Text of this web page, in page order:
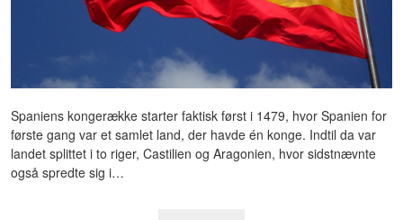
Spaniens kongerække starter faktisk først i 1479, hvor Spanien for
første gang var et samlet land, der havde én konge. Indtil da var
landet splittet i to riger, Castilien og Aragonien, hvor sidstnævnte
også spredte sig i…